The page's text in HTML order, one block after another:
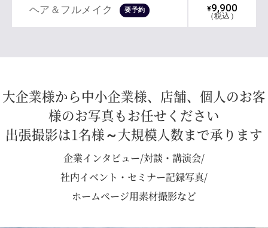
ヘア＆フルメイク 要予約 ¥9,900
（税込）
大企業様から中小企業様、店舗、個人のお客
様のお写真もお任せください
出張撮影は1名様～大規模人数まで承ります
企業インタビュー/対談・講演会/
社内イベント・セミナー記録写真/
ホームページ用素材撮影など